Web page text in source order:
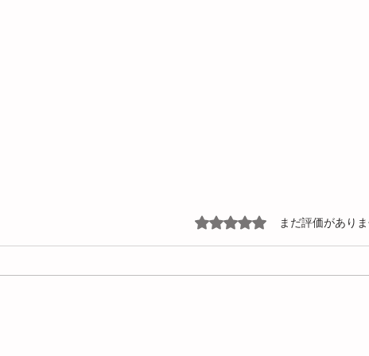
5つ星のうち0と評価されて
まだ評価があり